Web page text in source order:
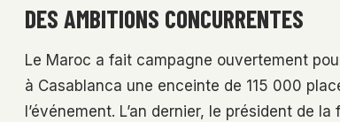
DES AMBITIONS CONCURRENTES
Le Maroc a fait campagne ouvertement
à Casablanca une enceinte de 115 000
l’événement. L’an dernier, le président de